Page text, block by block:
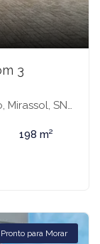
3
Terra Vista, Mirassol-SP
198 m²
Pronto para Morar